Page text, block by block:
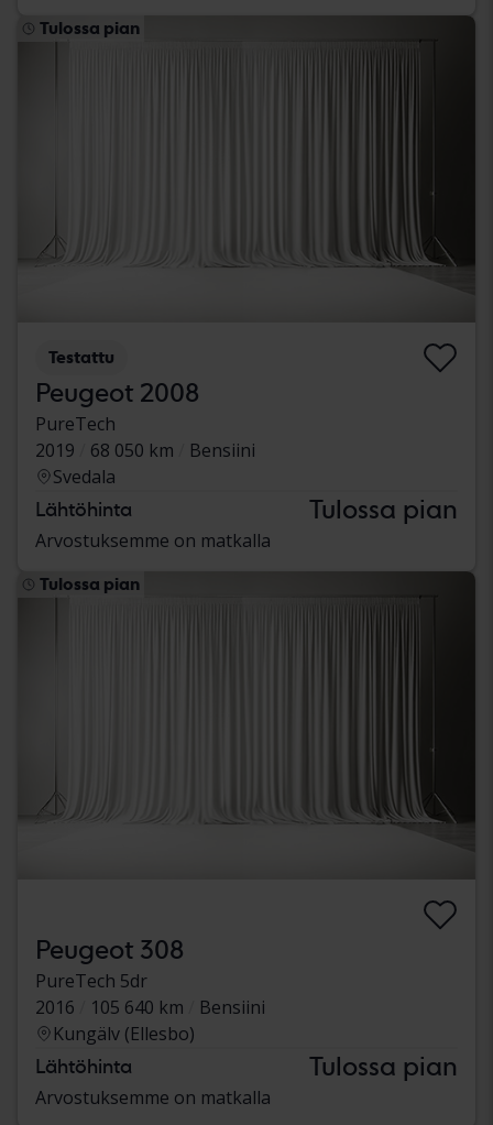
Tulossa pian
Testattu
Peugeot 2008
PureTech
2019
68 050 km
Bensiini
Svedala
Lähtöhinta Tulossa pian
Arvostuksemme on matkalla
Tulossa pian
Peugeot 308
PureTech 5dr
2016
105 640 km
Bensiini
Kungälv (Ellesbo)
Lähtöhinta Tulossa pian
Arvostuksemme on matkalla